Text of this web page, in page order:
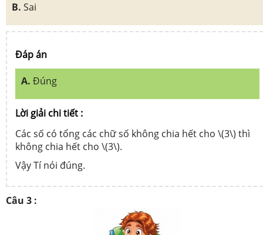
B. Sai
Đáp án
A. Đúng
Lời giải chi tiết :
Các số có tổng các chữ số không chia hết cho \(3\) thì
không chia hết cho \(3\).
Vậy Tí nói đúng.
Câu 3 :